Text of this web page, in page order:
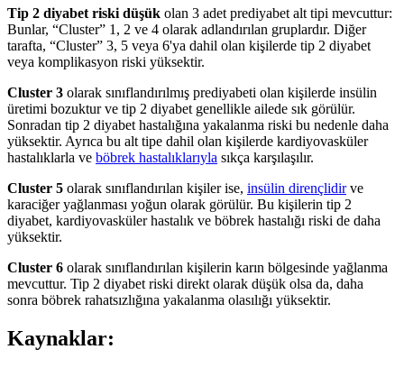
Tip 2 diyabet riski düşük olan 3 adet prediyabet alt tipi mevcuttur:
Bunlar, “Cluster” 1, 2 ve 4 olarak adlandırılan gruplardır. Diğer
tarafta, “Cluster” 3, 5 veya 6'ya dahil olan kişilerde tip 2 diyabet
veya komplikasyon riski yüksektir.
Cluster 3 olarak sınıflandırılmış prediyabeti olan kişilerde insülin
üretimi bozuktur ve tip 2 diyabet genellikle ailede sık görülür.
Sonradan tip 2 diyabet hastalığına yakalanma riski bu nedenle daha
yüksektir. Ayrıca bu alt tipe dahil olan kişilerde kardiyovasküler
hastalıklarla ve böbrek hastalıklarıyla sıkça karşılaşılır.
Cluster 5 olarak sınıflandırılan kişiler ise, insülin dirençlidirve
karaciğer yağlanması yoğun olarak görülür. Bu kişilerin tip 2
diyabet, kardiyovasküler hastalık ve böbrek hastalığı riski de daha
yüksektir.
Cluster 6 olarak sınıflandırılan kişilerin karın bölgesinde yağlanma
mevcuttur. Tip 2 diyabet riski direkt olarak düşük olsa da, daha
sonra böbrek rahatsızlığına yakalanma olasılığı yüksektir.
Kaynaklar: